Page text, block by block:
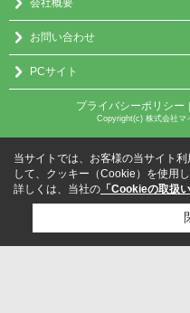
会社概要
お問い合わせ
PCサイト
プライバシーポリシー
Copyright(c) 株式会社マ
当サイトでは、お客様の当サイト
して、クッキー（Cookie）を使用し
詳しくは、当社の 「Cookieの取扱